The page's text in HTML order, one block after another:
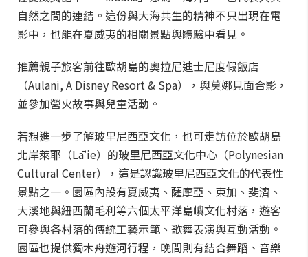
自然之間的連結。這份與大海共生的精神不只出現在電
影中，也能在夏威夷的相關景點與體驗中看見。
推薦親子旅客前往歐胡島的奧拉尼迪士尼度假飯店
（Aulani, A Disney Resort & Spa），與莫娜見面合影，
並參加營火故事與兒童活動。
若想進一步了解玻里尼西亞文化，也可走訪位於歐胡島
北岸萊耶（Lāʻie）的玻里尼西亞文化中心（Polynesian
Cultural Center），這是認識玻里尼西亞文化的代表性
景點之一。園區內設有夏威夷、薩摩亞、東加、斐濟、
大溪地與紐西蘭毛利等六個太平洋島嶼文化村落，遊客
可參與各村落的傳統工藝示範、歌舞表演與互動活動。
園區也提供獨木舟遊河行程，晚間則有結合舞蹈、音樂